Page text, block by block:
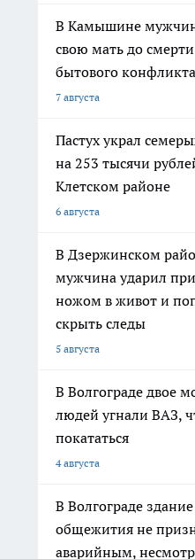
В Камышине
свою мать до
бытового конфликта
7 августа
Пастух украл
на 253 тысячи
Клетском районе
6 августа
В Дзержинском
мужчина ударил
ножом в живот и
скрыть следы
5 августа
В Волгограде двое
людей угнали ВАЗ,
покататься
4 августа
В Волгограде здание
общежития не
аварийным,